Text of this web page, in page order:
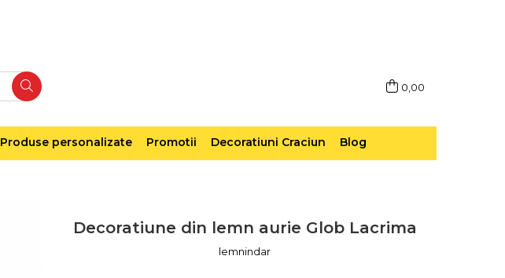
0,00
Produse personalizate Promotii Decoratiuni Craciun Blog
Decoratiune din lemn aurie Glob Lacrima
lemnindar